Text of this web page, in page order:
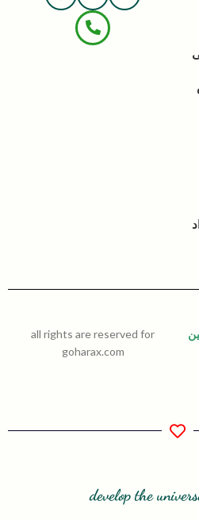
all rights are reserved for
goharax.com
develop the